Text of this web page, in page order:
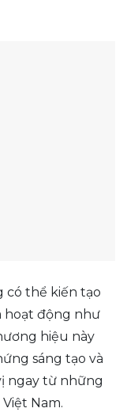
có thể kiến tạo
hoạt động như
hiệu này
sáng tạo và
ngay từ những
Nam.